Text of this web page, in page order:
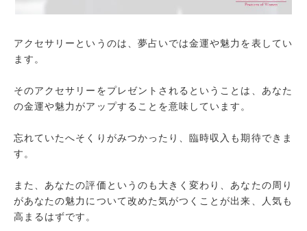
アクセサリーというのは、夢占いでは金運や魅力を表してい
ます。
そのアクセサリーをプレゼントされるということは、あなた
の金運や魅力がアップすることを意味しています。
忘れていたへそくりがみつかったり、臨時収入も期待できま
す。
また、あなたの評価というのも大きく変わり、あなたの周り
があなたの魅力について改めた気がつくことが出来、人気も
高まるはずです。